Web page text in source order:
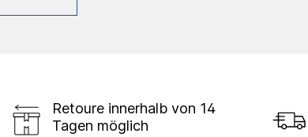
Retoure innerhalb von 14
Tagen möglich